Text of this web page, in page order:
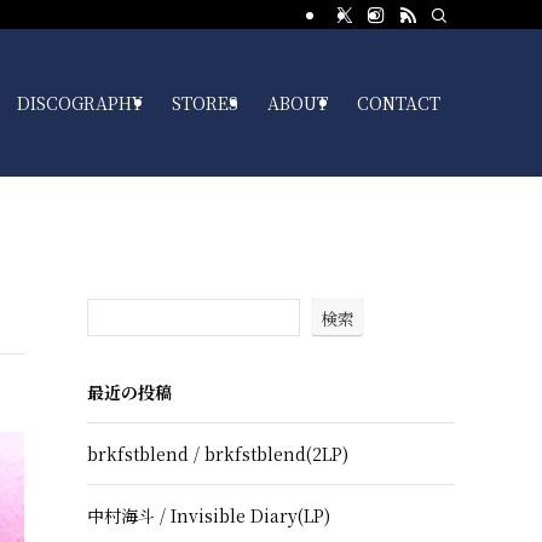
DISCOGRAPHY STORES ABOUT CONTACT
検索
最近の投稿
brkfstblend / brkfstblend(2LP)
中村海斗 / Invisible Diary(LP)